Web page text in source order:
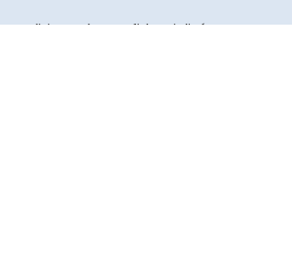
Politique de confidentialité